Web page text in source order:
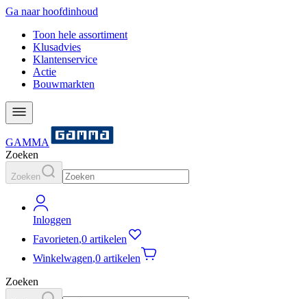
Ga naar hoofdinhoud
Toon hele assortiment
Klusadvies
Klantenservice
Actie
Bouwmarkten
GAMMA
Zoeken
Zoeken
Inloggen
Favorieten,0 artikelen
Winkelwagen,0 artikelen
Zoeken